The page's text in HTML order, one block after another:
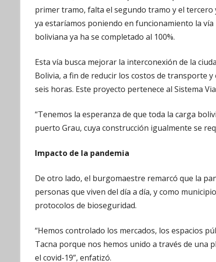
primer tramo, falta el segundo tramo y el
ya estaríamos poniendo en funcionamiento la
boliviana ya ha se completado al 100%.
Esta vía busca mejorar la interconexión de la
Bolivia, a fin de reducir los costos de transporte
seis horas. Este proyecto pertenece al Sistema
“Tenemos la esperanza de que toda la carga
puerto Grau, cuya construcción igualmente se
Impacto de la pandemia
De otro lado, el burgomaestre remarcó que la
personas que viven del día a día, y como
protocolos de bioseguridad.
“Hemos controlado los mercados, los espacios
Tacna porque nos hemos unido a través de
el covid-19”, enfatizó.